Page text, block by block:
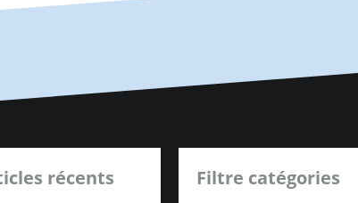
récents Filtre catégories